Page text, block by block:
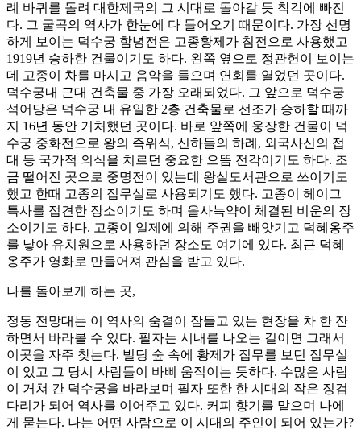
례 바퀴를 돌려 대한제국의 그 시대로 돌아갈 듯 착각에 빠진
다. 그 굴곡의 역사가 한눈에 다 들어오기 때문이다. 가장 선명
하게 보이는 덕수궁 함녕전은 고종황제가 침전으로 사용했고
1919년 승하한 건물이기도 하다. 왼쪽 옆으로 정관헌이 보이는
데 고종이 차를 마시고 음악을 들으며 연회를 열었던 곳이다.
덕수궁내 근대 건축물 중 가장 오래되었다. 그 앞으로 덕수궁
석어당은 덕수궁 내 유일한 2층 건축물로 선조가 승하할 때까
지 16년 동안 거처했던 곳이다. 바로 앞쪽에 웅장한 건물이 덕
수궁 중화전으로 왕의 즉위식, 신하들의 하례, 외국사신의 접
대 등 국가적 의식을 치르던 중요한 으뜸 전각이기도 하다. 조
금 떨어진 곳으로 중명전이 있는데 왕실도서관으로 쓰이기도
했고 한때 고종의 집무실로 사용되기도 했다. 고종이 헤이그
특사를 접견한 장소이기도 하며 을사늑약이 체결된 비운의 장
소이기도 하다. 고종이 일제에 의해 주권을 빼앗기고 덕혜옹주
를 낳아 유치원으로 사용하던 장소도 여기에 있다. 최근 덕혜
옹주가 영화로 만들어져 관심을 받고 있다.
나를 돌아보게 하는 곳,
정동 전망대는 이 역사의 숨결이 잠들고 있는 현장을 차 한 잔
하면서 바라볼 수 있다. 필자는 시내를 나오는 길이면 그래서
이곳을 자주 찾는다. 빌딩 숲 속에 황제가 집무를 보던 집무실
이 있고 그 당시 사람들이 바삐 움직이는 듯하다. 수많은 사람
이 거쳐 간 덕수궁을 바라보며 필자 또한 한 시대의 작은 징검
다리가 되어 역사를 이어주고 있다. 커피 향기를 맡으며 나에
게 묻는다. 나는 어떤 사람으로 이 시대의 주인이 되어 있는가?